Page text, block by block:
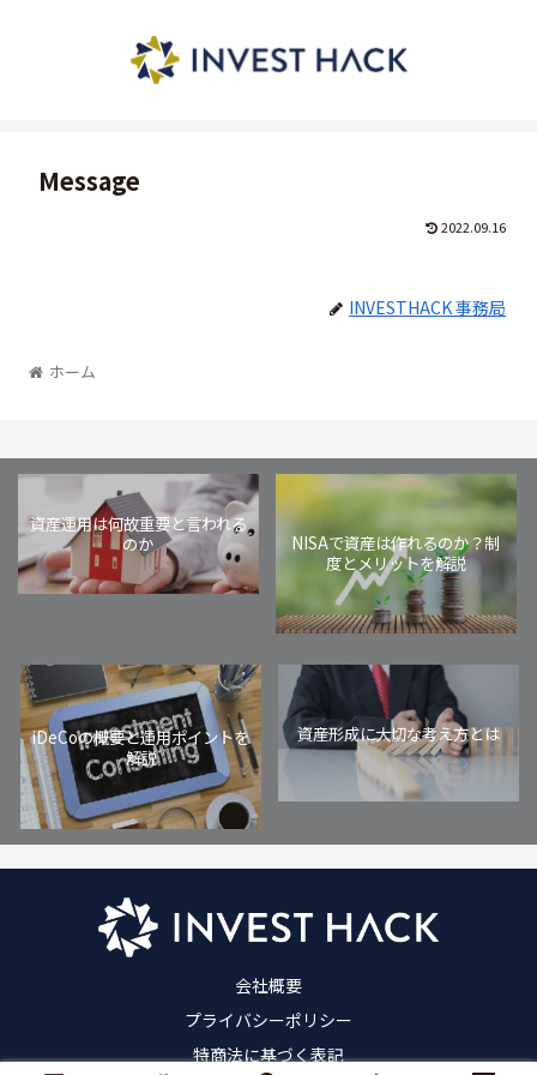
Message
2022.09.16
INVESTHACK 事務局
ホーム
資産運用は何故重要と言われる
のか
NISAで資産は作れるのか？制
度とメリットを解説
iDeCoの概要と運用ポイントを
解説
資産形成に大切な考え方とは
会社概要
プライバシーポリシー
特商法に基づく表記